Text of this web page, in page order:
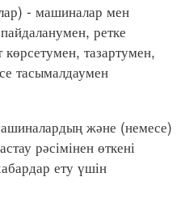
- машиналар мен
ретке
тазартумен,
тасымалдаумен
және (немесе)
рәсімінен өткені
ету үшін